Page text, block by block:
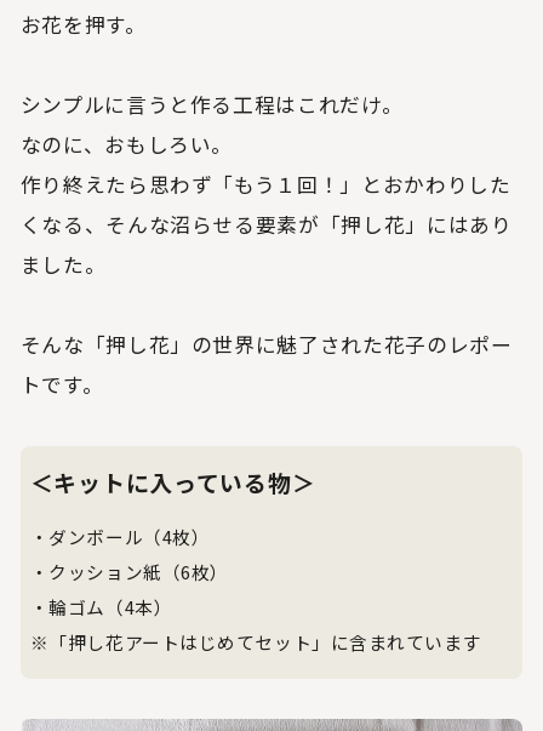
お花を押す。
シンプルに言うと作る工程はこれだけ。
なのに、おもしろい。
作り終えたら思わず「もう１回！」とおかわりした
くなる、そんな沼らせる要素が「押し花」にはあり
ました。
そんな「押し花」の世界に魅了された花子のレポー
トです。
＜キットに入っている物＞
・ダンボール（4枚）
・クッション紙（6枚）
・輪ゴム（4本）
※「押し花アートはじめてセット」に含まれています